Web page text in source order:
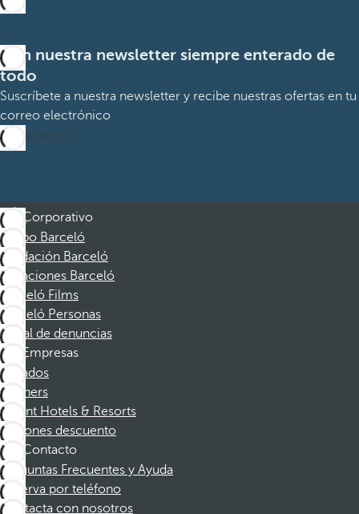
Con nuestra newsletter siempre enterado de
todo
Suscríbete a nuestra newsletter y recibe nuestras ofertas en tu
correo electrónico
Suscribirme
Corporativo
Grupo Barceló
Fundación Barceló
Vacaciones Barceló
Barceló Films
Barceló Personas
Canal de denuncias
Empresas
Afiliados
Partners
Dorint Hotels & Resorts
Cupones descuento
Contacto
Preguntas Frecuentes y Ayuda
Reserva por teléfono
Contacta con nosotros